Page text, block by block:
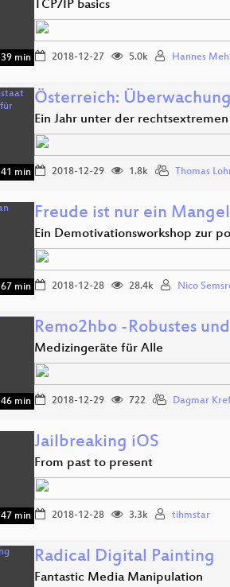
39 min
TCP/IP basics
2018-12-27 5.0k Hannes
41 min
Österreich:
Ein Jahr unter der
2018-12-29 1.8k Thomas
67 min
Freude ist nur ein
Ein Demotivationsworkshop zur
2018-12-28 28.4k Nico
46 min
Remo2hbo -Robustes
Medizingeräte für Alle
2018-12-29 722 Dagmar
47 min
Jailbreaking iOS
From past to present
2018-12-28 3.3k tihmstar
Radical Digital Painting
Fantastic Media Manipulation